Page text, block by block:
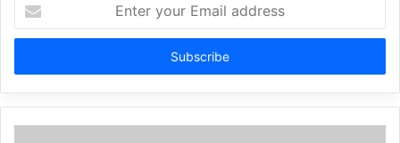
your
Email